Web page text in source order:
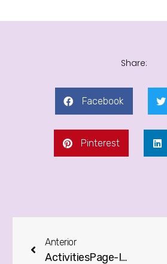
Share:
Facebook
Pinterest
Anterior
ActivitiesPage-Img_5.jpg